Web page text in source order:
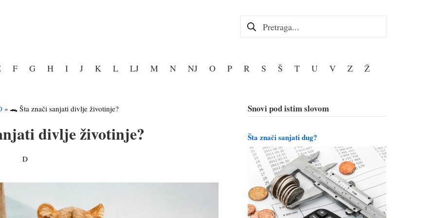
Pretraga za:
F G H I J K L LJ M N NJ O P R S Š T U V Z Ž
» 🐊 Šta znači sanjati divlje životinje?
divlje životinje?
D
Snovi pod istim slovom
Šta znači sanjati dug?